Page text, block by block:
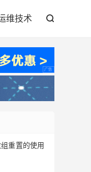
维技术 
重置的使用